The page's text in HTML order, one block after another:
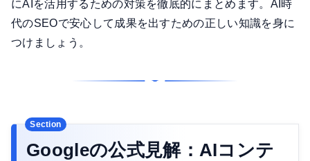
にAIを活用するための対策を徹底的にまとめます。AI時
代のSEOで安心して成果を出すための正しい知識を身に
つけましょう。
Googleの公式見解：AIコンテ